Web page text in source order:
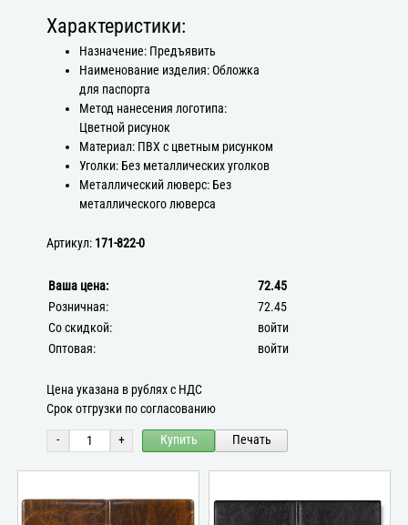
Характеристики:
Назначение: Предъявить
Наименование изделия: Обложка
для паспорта
Метод нанесения логотипа:
Цветной рисунок
Материал: ПВХ с цветным рисунком
Уголки: Без металлических уголков
Металлический люверс: Без
металлического люверса
Артикул: 171-822-0
Ваша цена:
72.45
Розничная:
72.45
Со скидкой:
войти
Оптовая:
войти
Цена указана в рублях с НДС
Срок отгрузки по согласованию
- + Купить Печать